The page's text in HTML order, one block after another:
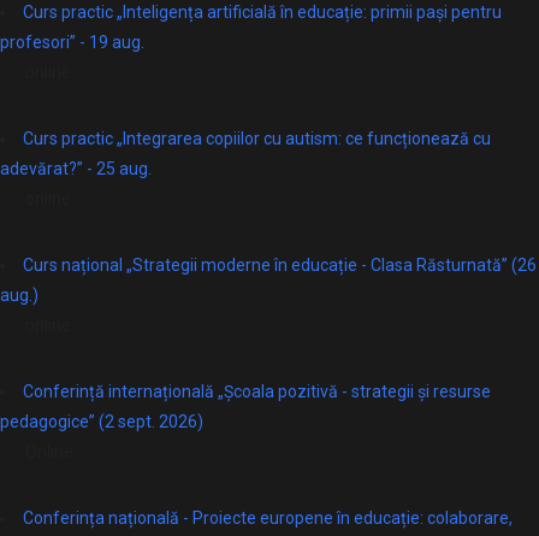
Curs practic „Inteligența artificială în educație: primii pași pentru
profesori” - 19 aug.
Curs practic „Integrarea copiilor cu autism: ce funcționează cu
adevărat?” - 25 aug.
Curs național „Strategii moderne în educație - Clasa Răsturnată” (26
aug.)
Conferință internațională „Școala pozitivă - strategii și resurse
pedagogice” (2 sept. 2026)
Conferința națională - Proiecte europene în educație: colaborare,